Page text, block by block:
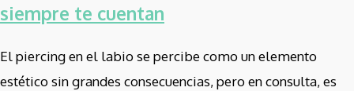
siempre te cuentan
El piercing en el labio se percibe como un elemento
estético sin grandes consecuencias, pero en consulta, es